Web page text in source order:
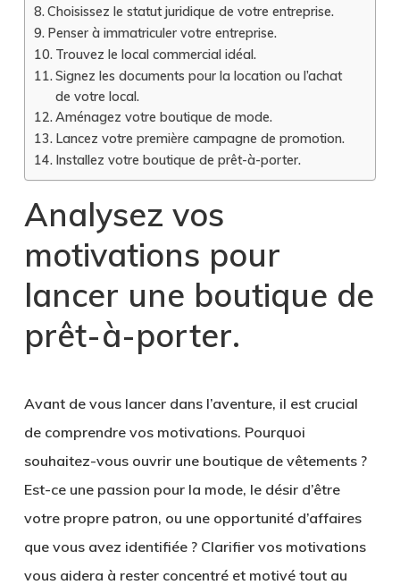
Choisissez le statut juridique de votre entreprise.
Penser à immatriculer votre entreprise.
Trouvez le local commercial idéal.
Signez les documents pour la location ou l’achat
de votre local.
Aménagez votre boutique de mode.
Lancez votre première campagne de promotion.
Installez votre boutique de prêt-à-porter.
Analysez vos
motivations pour
lancer une boutique de
prêt-à-porter.
Avant de vous lancer dans l’aventure, il est crucial
de comprendre vos motivations. Pourquoi
souhaitez-vous ouvrir une boutique de vêtements ?
Est-ce une passion pour la mode, le désir d’être
votre propre patron, ou une opportunité d’affaires
que vous avez identifiée ? Clarifier vos motivations
vous aidera à rester concentré et motivé tout au